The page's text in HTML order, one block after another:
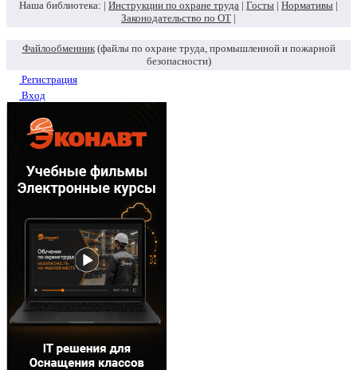
Наша библиотека: | Инструкции по охране труда | Госты | Нормативы |
Законодательство по ОТ |
Файлообменник(файлы по охране труда, промышленной и пожарной
безопасности)
Регистрация
Вход